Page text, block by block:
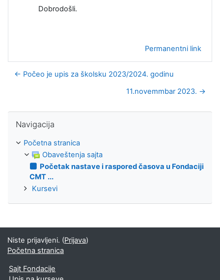
Dobrodošli.
Permanentni link
← Počeo je upis za školsku 2023/2024. godinu
11.novemmbar 2023. →
Navigacija
Početna stranica
Obaveštenja sajta
Početak nastave i raspored časova u Fondaciji
CMT ...
Kursevi
Niste prijavljeni. (Prijava)
Početna stranica
Sajt Fondacije